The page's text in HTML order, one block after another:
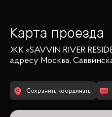
Карта проезда
ЖК «SAVVIN RIVER
адресу Москва,
Сохранить координаты